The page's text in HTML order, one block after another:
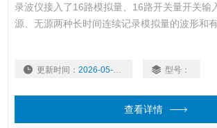
录波仪接入了16路模拟量、16路开关量开关输
源、无源两种长时间连续记录模拟量的波形和
更新时间： 2026-05-20 型号：
查看详情